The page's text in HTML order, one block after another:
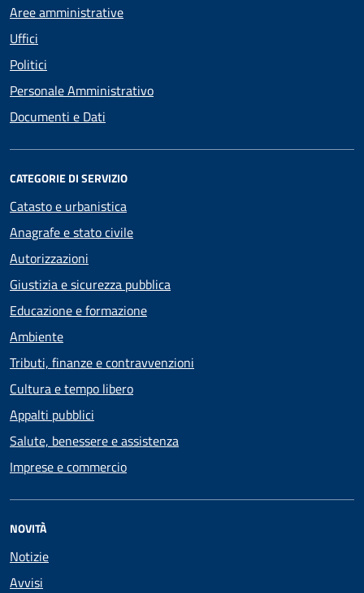
Aree amministrative
Uffici
Politici
Personale Amministrativo
Documenti e Dati
CATEGORIE DI SERVIZIO
Catasto e urbanistica
Anagrafe e stato civile
Autorizzazioni
Giustizia e sicurezza pubblica
Educazione e formazione
Ambiente
Tributi, finanze e contravvenzioni
Cultura e tempo libero
Appalti pubblici
Salute, benessere e assistenza
Imprese e commercio
NOVITÀ
Notizie
Avvisi